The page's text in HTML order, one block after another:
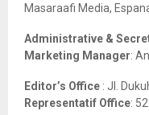
Masaraafi Media,
Administrative &
Marketing Manager:
Editor’s Office : Jl.
Representatif Office: